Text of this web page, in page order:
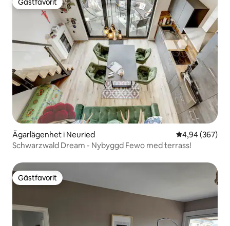
Gästfavorit
Gästfavorit
Ägarlägenhet i Neuried 4,94 av 5 i
4,94 (367)
Schwarzwald Dream - Nybyggd Fewo med terrass!
Gästfavorit
Gästfavorit